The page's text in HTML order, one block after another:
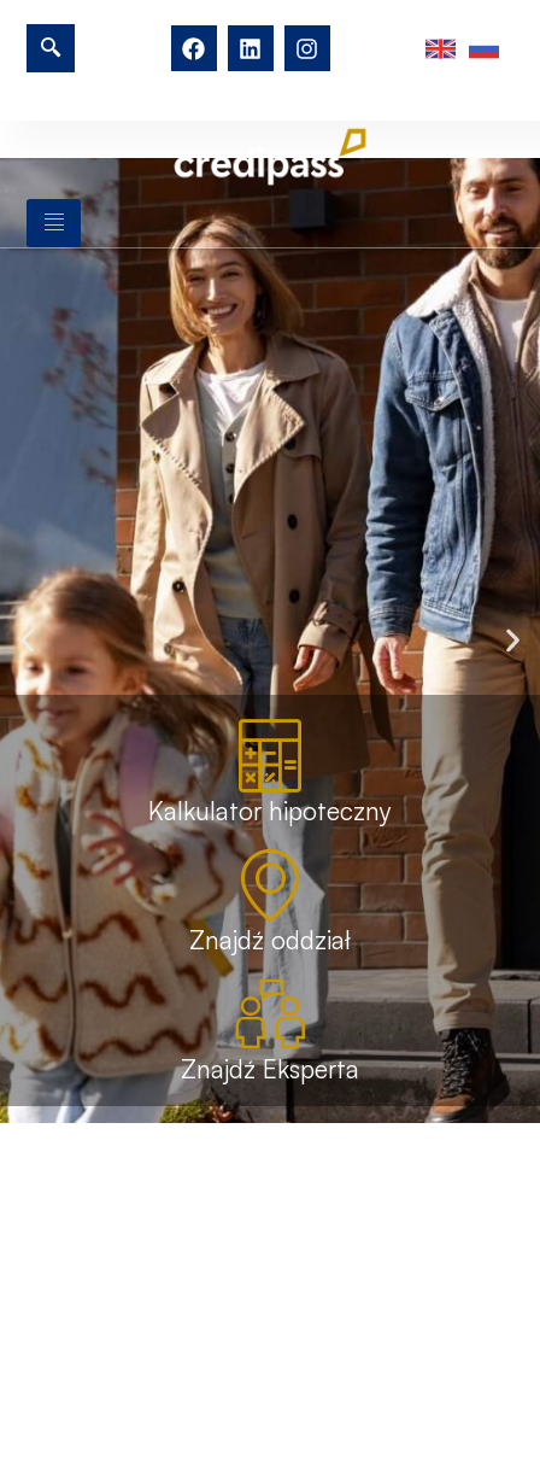
treści
Kalkulator hipoteczny
Znajdź oddział
Znajdź Eksperta